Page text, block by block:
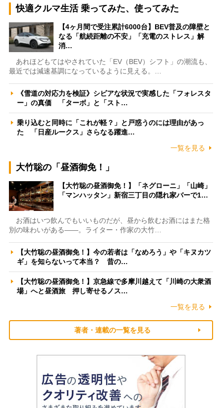
快適クルマ生活 乗ってみた、使ってみた
【4ヶ月間で受注累計6000台】BEV普及の障壁と
なる「航続距離の不安」「充電のストレス」解
消…
あれほどもてはやされていた「EV（BEV）シフト」の潮流も、
最近では減速基調になっているように見える。…
《雪道の対応力を検証》シビアな状況で実感した「フォレスタ
ー」の真価 「ターボ」と「スト…
乗り込むと同時に「これが軽？」と戸惑うのには理由があっ
た 「日産ルークス」さらなる躍進…
一覧を見る
大竹聡の「昼酒御免！」
【大竹聡の昼酒御免！】「ネグローニ」「山崎」
「マンハッタン」新宿三丁目の隠れ家バーで1…
お酒はいつ飲んでもいいものだが、昼から飲むお酒にはまた格
別の味わいがある――。ライター・作家の大竹…
【大竹聡の昼酒御免！】今の若者は「なめろう」や「キヌカツ
ギ」を知らないって本当？ 昔の…
【大竹聡の昼酒御免！】京急線で多摩川越えて「川崎の大衆酒
場」へと昼酒旅 押し寄せるノス…
一覧を見る
著者・連載の一覧を見る